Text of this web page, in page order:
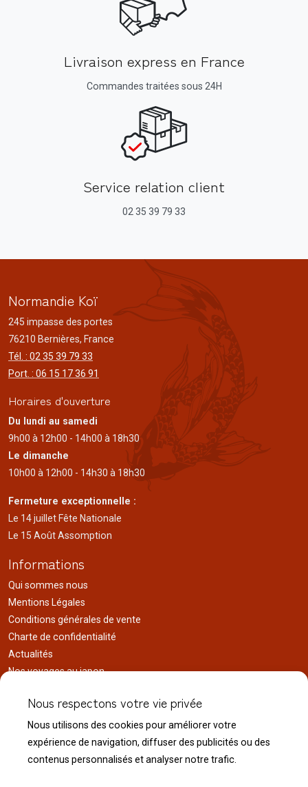
Livraison express en France
Commandes traitées sous 24H
Service relation client
02 35 39 79 33
Normandie Koï
245 impasse des portes
76210 Bernières, France
Tél. : 02 35 39 79 33
Port. : 06 15 17 36 91
Horaires d'ouverture
Du lundi au samedi
9h00 à 12h00 - 14h00 à 18h30
Le dimanche
10h00 à 12h00 - 14h30 à 18h30
Fermeture exceptionnelle :
Le 14 juillet Fête Nationale
Le 15 Août Assomption
Informations
Qui sommes nous
Mentions Légales
Conditions générales de vente
Charte de confidentialité
Actualités
Nos voyages au japon
Liens utiles
Service client
Nous contacter
Nous respectons votre vie privée
Nous utilisons des cookies pour améliorer votre
expérience de navigation, diffuser des publicités ou des
contenus personnalisés et analyser notre trafic.